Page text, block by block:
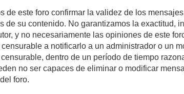
este foro confirmar la validez de los
su contenido. No garantizamos la exactitud,
y no necesariamente las opiniones de este
a notificarlo a un administrador o un
dentro de un período de tiempo
no ser capaces de eliminar o modificar
foro.